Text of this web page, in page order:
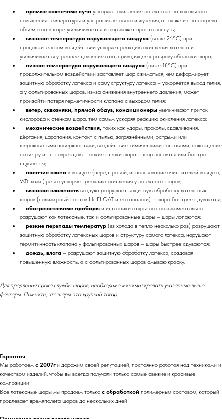
прямые солнечные лучи ускоряют окисление латекса из-за локального
повышения температуры и ультрафиолетового излучения, а так же из-за нагрева
объем газа в шаре увеличивается и шар может просто лопнуть;
высокая температура окружающего воздуха (выше 26°C) при
продолжительном воздействии ускоряет реакцию окисления латекса и
увеличивает внутреннее давление газа, приводящее к разрыву оболочки шара;
низкая температура окружающего воздуха (ниже 10°C) при
продолжительном воздействии заставляет шар сжиматься, чем деформирует
защитную обработку латекса и саму структуру латекса – ускоряется выход гелия,
а у фольгированных шаров, из-за снижения внутреннего давления, может
произойти потеря герметичности клапана с выходом гелия;
ветер, сквозняки, прямой обдув, кондиционеры увеличивают приток
кислорода к стенкам шара, тем самым ускоряя реакцию окисления латекса;
механические воздействия, таких как удары, проколы, сдавливания,
дёргания, царапания, контакт с пылью, загрязнёнными, острыми или
шероховатыми поверхностями, воздействие химическими составами, нахождение
на ветру и т.п. повреждают тонкие стенки шара – шар лопается или быстро
сдувается;
наличие озона в воздухе (перед грозой, использование очистителей воздуха,
УФ-ламп) резко ускоряет реакцию окисления у латексных шаров;
высокая влажность воздуха разрушает защитную обработку латексных
шаров (полимерный состав Hi-FLOAT и его аналоги) – шары быстрее сдуваются;
обогревательные приборы и источники открытого огня моментально
разрушают как латексные, так и фольгированные шары – шары лопаются;
резкие перепады температур (из холода в тепло несколько раз) разрушают
защитную обработку латексных шаров и структуру самого латекса, нарушают
гермитичность клапана у фольгированных шаров – шары быстрее сдуваются;
дождь, влага – разрушают защитную обработку латекса, создавая
повышенную влажность, а с фольгированных шаров смываю краску.
Для продления срока службы шаров, необходимо минимизировать указанные выше
факторы. Помните, что шары это хрупкий товар.
Гарантия
Мы работаем с 2007г и дорожим своей репутацией, постоянно работая над техниками и
качеством изделий, чтобы вы всегда получали только самые свежие и красивые
композиции
Все латексные шары мы продаем только с обработкой полимерным составом, который
продлевает времяполета шаров до нескольких дней